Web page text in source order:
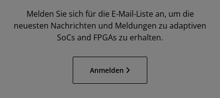
Melden Sie sich für die E-Mail-Liste an, um die
neuesten Nachrichten und Meldungen zu adaptiven
SoCs and FPGAs zu erhalten.
Anmelden